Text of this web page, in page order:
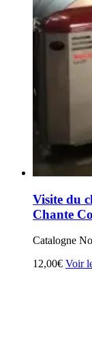
Visite du
Chante
Catalogne
12,00€ Voir